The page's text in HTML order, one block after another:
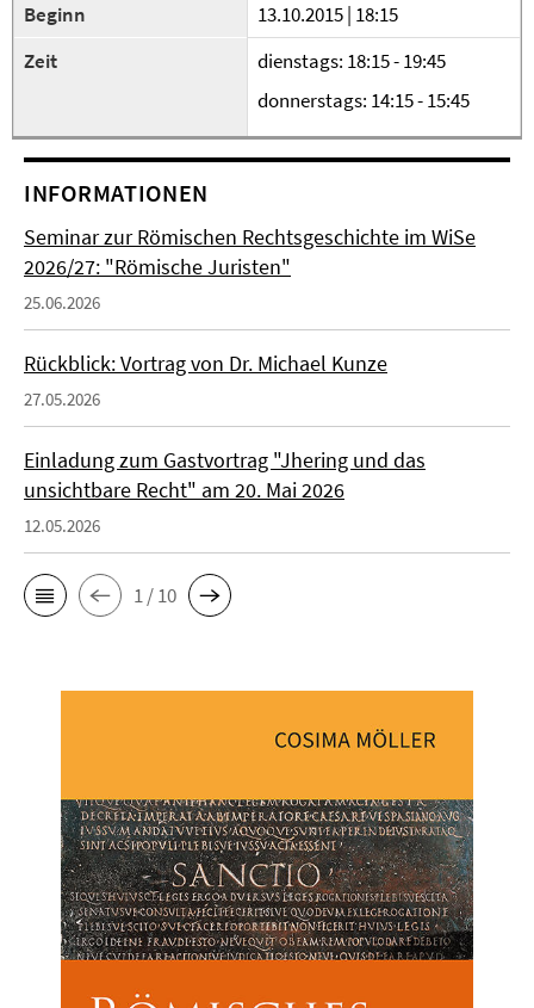
Beginn
13.10.2015 | 18:15
Zeit
dienstags: 18:15 - 19:45
donnerstags: 14:15 - 15:45
INFORMATIONEN
Seminar zur Römischen Rechtsgeschichte im WiSe
2026/27: "Römische Juristen"
25.06.2026
Rückblick: Vortrag von Dr. Michael Kunze
27.05.2026
Einladung zum Gastvortrag "Jhering und das
unsichtbare Recht" am 20. Mai 2026
12.05.2026
1 / 10